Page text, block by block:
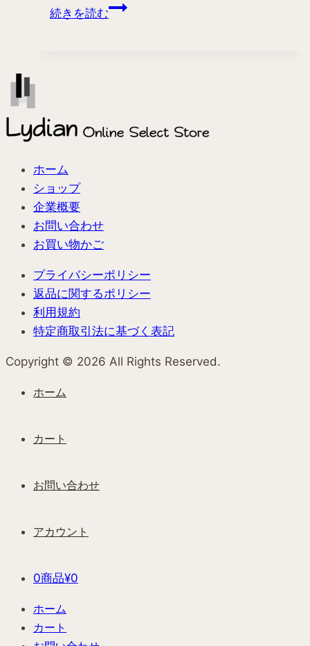
続きを読むい
ェ
ホーム
ショップ
企業概要
お問い合わせ
お買い物かご
プライバシーポリシー
返品に関するポリシー
利用規約
特定商取引法に基づく表記
Copyright ©︎ 2026 All Rights Reserved.
ホーム
カート
お問い合わせ
アカウント
0商品¥0
ホーム
カート